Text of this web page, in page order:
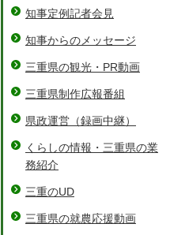
知事定例記者会見
知事からのメッセージ
三重県の観光・PR動画
三重県制作広報番組
県政運営（録画中継）
くらしの情報・三重県の業
務紹介
三重のUD
三重県の就農応援動画